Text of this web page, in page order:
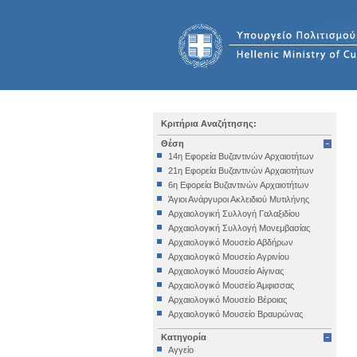
Κριτήρια Αναζήτησης:
Θέση
14η Εφορεία Βυζαντινών Αρχαιοτήτων
21η Εφορεία Βυζαντινών Αρχαιοτήτων
6η Εφορεία Βυζαντινών Αρχαιοτήτων
Άγιοι Ανάργυροι Ακλειδιού Μυτιλήνης
Αρχαιολογική Συλλογή Γαλαξιδίου
Αρχαιολογική Συλλογή Μονεμβασίας
Αρχαιολογικό Μουσείο Αβδήρων
Αρχαιολογικό Μουσείο Αγρινίου
Αρχαιολογικό Μουσείο Αίγινας
Αρχαιολογικό Μουσείο Άμφισσας
Αρχαιολογικό Μουσείο Βέροιας
Αρχαιολογικό Μουσείο Βραυρώνας
Αρχαιολογικό Μουσείο Δελφών
Αρχαιολογικό Μουσείο Ηγουμενίτσας
Κατηγορία
Αγγείο